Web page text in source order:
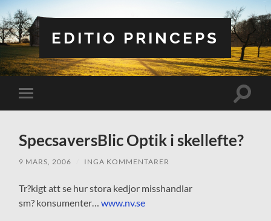
EDITIO PRINCEPS
Slå
på/av
Slå
SpecsaversBlic Optik i skellefte?
9 MARS, 2006 INGA KOMMENTARER
Tr?kigt att se hur stora kedjor misshandlar
sm? konsumenter…www.nv.se